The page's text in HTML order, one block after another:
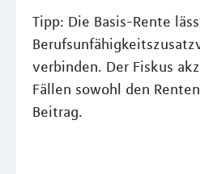
Tipp: Die Basis-Rente
verbinden. Der Fiskus
Fällen sowohl den
Beitrag.